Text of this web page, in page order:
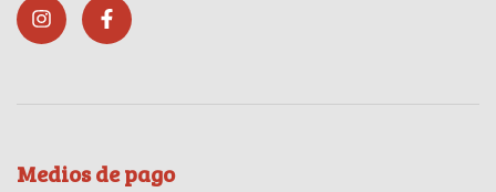
Medios de pago